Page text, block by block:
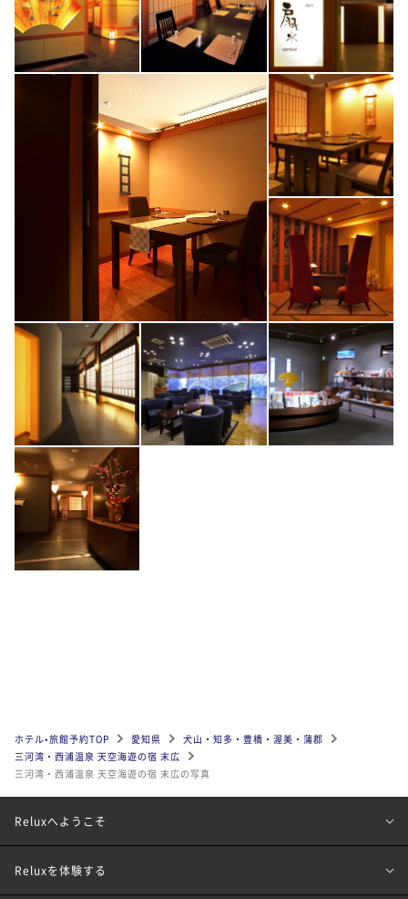
ホテル•旅館予約TOP 愛知県
犬山・知多・豊橋・渥美・蒲郡
三河湾・西浦温泉 天空海遊の宿 末広
三河湾・西浦温泉 天空海遊の宿 末広の写真
Reluxへようこそ
Reluxを体験する